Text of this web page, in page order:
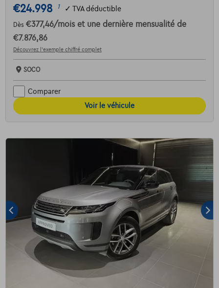
€24.998 1 ✓ TVA déductible
Dès €377,46/mois et une dernière mensualité de
€7.876,86
Découvrez l’exemple chiffré complet
SOCO
Comparer
Voir le véhicule